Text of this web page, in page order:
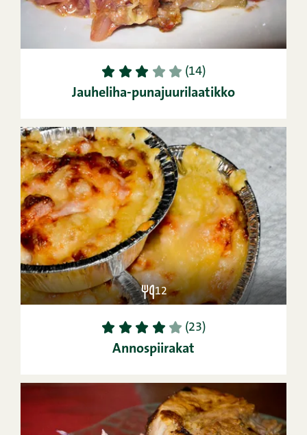
1 2 3 4 5 (14)
Jauheliha-punajuurilaatikko
12
1 2 3 4 5 (23)
Annospiirakat